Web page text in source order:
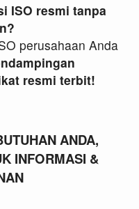
ISO resmi tanpa
perusahaan Anda
resmi terbit!
ANDA,
INFORMASI &